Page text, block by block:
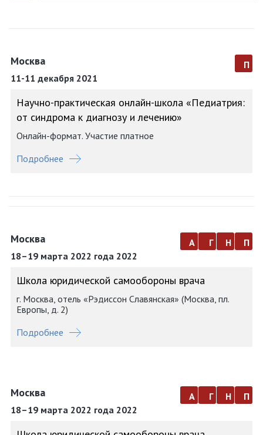
Москва
11-11 декабря 2021
п
Научно-практическая онлайн-школа «Педиатрия:
от синдрома к диагнозу и лечению»
Онлайн-формат. Участие платное
Подробнее
Москва
18–19 марта 2022 года 2022
а г н п
Школа юридической самообороны врача
г. Москва, отель «Рэдиссон Славянская» (Москва, пл.
Европы, д. 2)
Подробнее
Москва
18–19 марта 2022 года 2022
а г н п